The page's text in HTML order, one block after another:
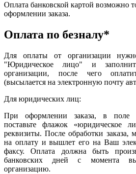
Оплата банковской картой возможно
оформлении заказа.
Оплата по безналу*
Для оплаты от организации
"Юридическое лицо" и
организации, после чего
(высылается на электронную почту
Для юридических лиц:
При оформлении заказа, в поле
поставьте флажок «юридическое
реквизиты. После обработки заказа,
на оплату и вышлет его на Ваш
факсу. Оплата должна быть
банковских дней с момента
организацию.